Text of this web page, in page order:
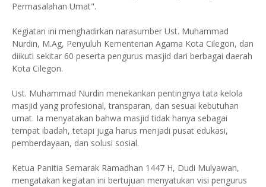
Permasalahan Umat".
Kegiatan ini menghadirkan narasumber Ust. Muhammad
Nurdin, M.Ag, Penyuluh Kementerian Agama Kota Cilegon, dan
diikuti sekitar 60 peserta pengurus masjid dari berbagai daerah
Kota Cilegon.
Ust. Muhammad Nurdin menekankan pentingnya tata kelola
masjid yang profesional, transparan, dan sesuai kebutuhan
umat. Ia menyatakan bahwa masjid tidak hanya sebagai
tempat ibadah, tetapi juga harus menjadi pusat edukasi,
pemberdayaan, dan solusi sosial.
Ketua Panitia Semarak Ramadhan 1447 H, Dudi Mulyawan,
mengatakan kegiatan ini bertujuan menyatukan visi pengurus